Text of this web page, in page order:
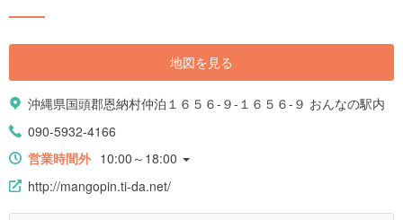
地図を見る
沖縄県国頭郡恩納村仲泊１６５６-９-１６５６-９ おんなの駅内
090-5932-4166
営業時間外 10:00～18:00
http://mangopin.ti-da.net/